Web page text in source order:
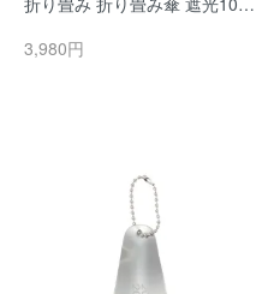
0％カット UVカット 耐風 58c
3,980円